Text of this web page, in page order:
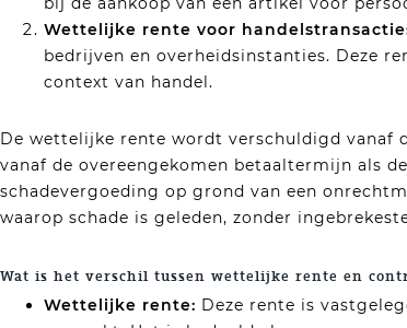
Wettelijke rente voor
bedrijven en overheidsinstanties. Deze
context van handel.
De wettelijke rente wordt verschuldigd vanaf
vanaf de overeengekomen betaaltermijn als
schadevergoeding op grond van een
waarop schade is geleden, zonder
Wat is het verschil tussen wettelijke rente en
Wettelijke rente: Deze rente is